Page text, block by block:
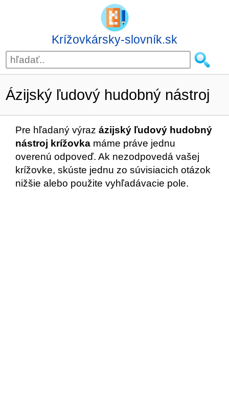
Krížovkársky-slovník.sk
Ázijský ľudový hudobný nástroj
Pre hľadaný výraz ázijský ľudový hudobný
nástroj krížovka máme práve jednu
overenú odpoveď. Ak nezodpovedá vašej
krížovke, skúste jednu zo súvisiacich otázok
nižšie alebo použite vyhľadávacie pole.